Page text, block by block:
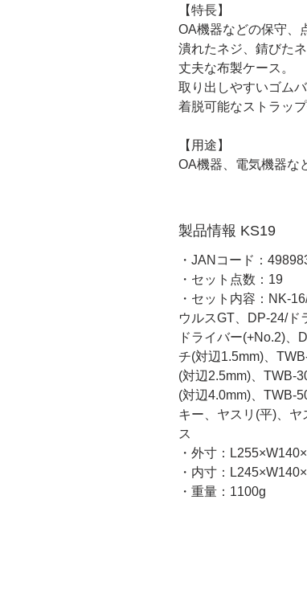
【特長】
OA機器などの保守、
潰れたネジ、錆びた
丈夫な布製ケース。
取り出しやすいゴムバ
着脱可能なストラップ
【用途】
OA機器、電気機器な
製品情報 KS19
・JANコード：
・セット点数：19
・セット内容：NK-
ウルスGT、DP-24/ド
ドライバー(+No.2)、
チ(対辺1.5mm)、
(対辺2.5mm)、TWB-
(対辺4.0mm)、TWB-
キー、ヤスリ(平)、
ス
・外寸：
・内寸：
・重量：1100g